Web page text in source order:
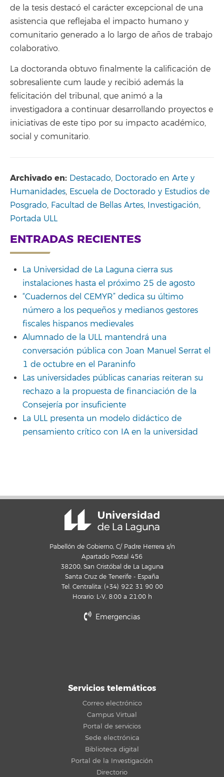
de la tesis destacó el carácter excepcional de una
asistencia que reflejaba el impacto humano y
comunitario generado a lo largo de años de trabajo
colaborativo.
La doctoranda obtuvo finalmente la calificación de
sobresaliente cum laude y recibió además la
felicitación del tribunal, que animó a la
investigadora a continuar desarrollando proyectos e
iniciativas de este tipo por su impacto académico,
social y comunitario.
Archivado en: Destacado, Doctorado en Arte y
Humanidades, Escuela de Doctorado y Estudios de
Posgrado, Facultad de Bellas Artes, Investigación,
Portada ULL
ENTRADAS RECIENTES
La Universidad de La Laguna cierra sus
instalaciones hasta el próximo 25 de agosto
“Cuadernos del CEMYR” dedica su último
número a los pequeños y medianos gestores
fiscales hispanos medievales
Alumnado de la ULL mantendrá una
conversación pública con Joan Manuel Serrat el
1 de octubre en el Paraninfo
Las universidades públicas canarias reiteran su
rechazo a la propuesta de financiación de la
Consejería por insuficiente
La ULL presenta un modelo didáctico de
pensamiento crítico con IA en la universidad
Pabellón de Gobierno, C/ Padre Herrera s/n
Apartado Postal 456
38200, San Cristóbal de La Laguna
Santa Cruz de Tenerife - España
Tel. Centralita: (+34) 922 31 90 00
Horario: L-V, 8:00 a 21:00 h
Emergencias
Servicios telemáticos
Correo electrónico
Campus Virtual
Portal de servicios
Sede electrónica
Biblioteca digital
Portal de la Investigación
Directorio